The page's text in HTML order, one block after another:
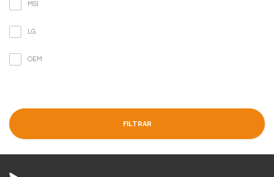
MSI
LG
OEM
FILTRAR